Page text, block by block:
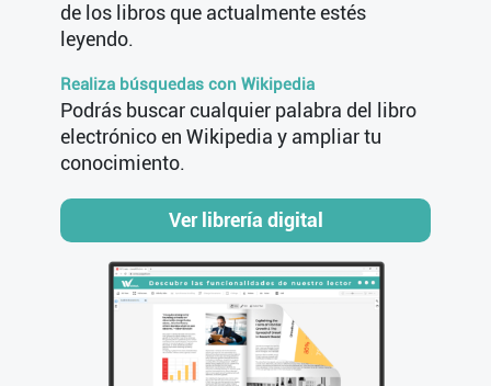
de los libros que actualmente estés
leyendo.
Realiza búsquedas con Wikipedia
Podrás buscar cualquier palabra del libro
electrónico en Wikipedia y ampliar tu
conocimiento.